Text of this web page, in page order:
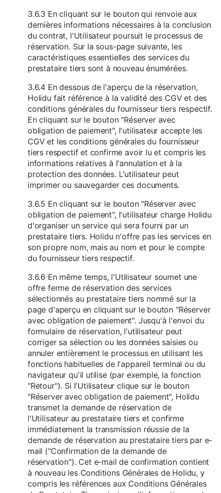
3.6.3 En cliquant sur le bouton qui renvoie aux
dernières informations nécessaires à la conclusion
du contrat, l'Utilisateur poursuit le processus de
réservation. Sur la sous-page suivante, les
caractéristiques essentielles des services du
prestataire tiers sont à nouveau énumérées.
3.6.4 En dessous de l'aperçu de la réservation,
Holidu fait référence à la validité des CGV et des
conditions générales du fournisseur tiers respectif.
En cliquant sur le bouton "Réserver avec
obligation de paiement", l'utilisateur accepte les
CGV et les conditions générales du fournisseur
tiers respectif et confirme avoir lu et compris les
informations relatives à l'annulation et à la
protection des données. L'utilisateur peut
imprimer ou sauvegarder ces documents.
3.6.5 En cliquant sur le bouton "Réserver avec
obligation de paiement", l'utilisateur charge Holidu
d'organiser un service qui sera fourni par un
prestataire tiers. Holidu n'offre pas les services en
son propre nom, mais au nom et pour le compte
du fournisseur tiers respectif.
3.6.6 En même temps, l'Utilisateur soumet une
offre ferme de réservation des services
sélectionnés au prestataire tiers nommé sur la
page d'aperçu en cliquant sur le bouton "Réserver
avec obligation de paiement". Jusqu'à l'envoi du
formulaire de réservation, l'utilisateur peut
corriger sa sélection ou les données saisies ou
annuler entièrement le processus en utilisant les
fonctions habituelles de l'appareil terminal ou du
navigateur qu'il utilise (par exemple, la fonction
"Retour"). Si l'Utilisateur clique sur le bouton
"Réserver avec obligation de paiement", Holidu
transmet la demande de réservation de
l'Utilisateur au prestataire tiers et confirme
immédiatement la transmission réussie de la
demande de réservation au prestataire tiers par e-
mail ("Confirmation de la demande de
réservation"). Cet e-mail de confirmation contient
à nouveau les Conditions Générales de Holidu, y
compris les références aux Conditions Générales